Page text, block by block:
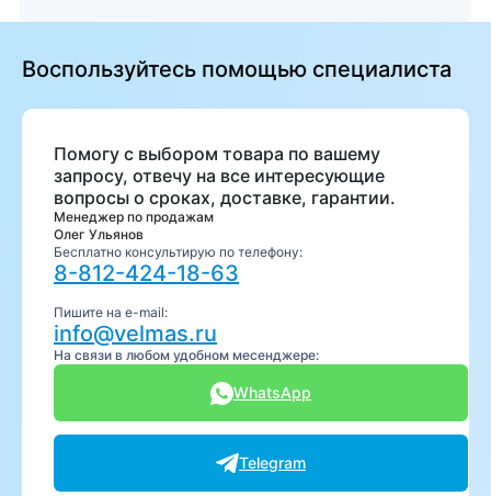
Воспользуйтесь помощью специалиста
Помогу с выбором товара по вашему
запросу, отвечу на все интересующие
вопросы о сроках, доставке, гарантии.
Менеджер по продажам
Олег Ульянов
Бесплатно консультирую по телефону:
8-812-424-18-63
Пишите на e-mail:
info@velmas.ru
На связи в любом удобном месенджере:
WhatsApp
Telegram